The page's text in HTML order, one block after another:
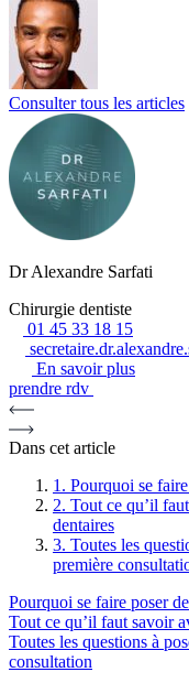
Consulter tous les articles
Dr Alexandre Sarfati
Chirurgie dentiste
01 45 33 18 15
En savoir plus
prendre rdv
Dans cet article
1. Pourquoi se
2. Tout ce qu’il
dentaires
3. Toutes les
première
Pourquoi se faire poser
Tout ce qu’il faut savoir
Toutes les questions à
consultation